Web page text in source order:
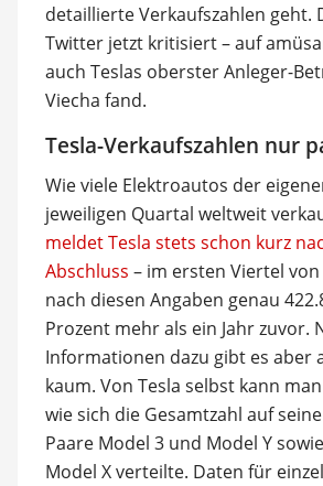
detaillierte Verkaufszahlen geht.
Twitter jetzt kritisiert – auf
auch Teslas oberster Anleger-
Viecha fand.
Tesla-Verkaufszahlen nur
Wie viele Elektroautos der
jeweiligen Quartal weltweit
meldet Tesla stets schon kurz
Abschluss – im ersten Viertel
nach diesen Angaben genau
Prozent mehr als ein Jahr zuvor.
Informationen dazu gibt es aber
kaum. Von Tesla selbst kann
wie sich die Gesamtzahl auf
Paare Model 3 und Model Y
Model X verteilte. Daten für